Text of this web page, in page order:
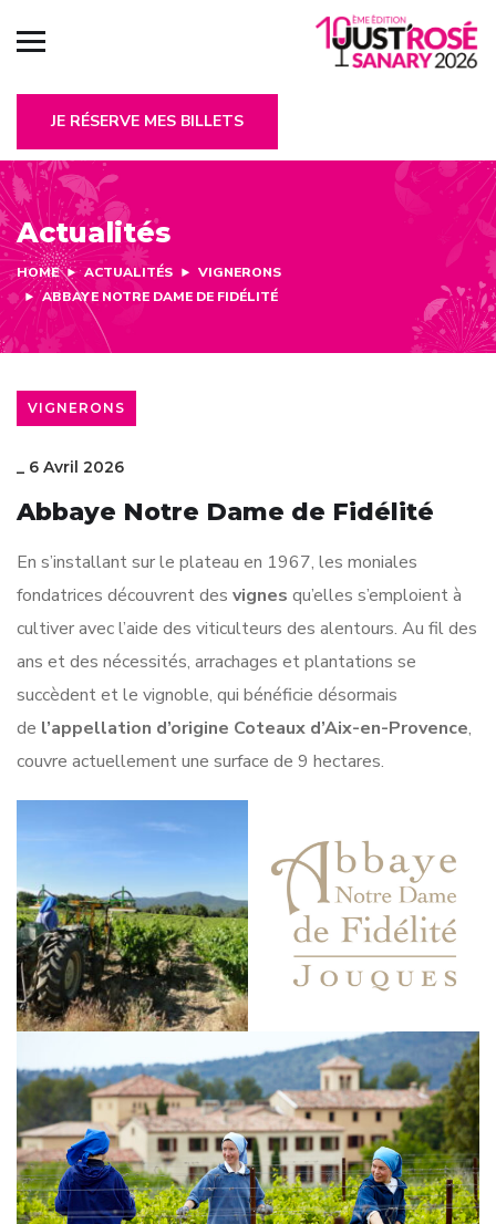
JE RÉSERVE MES BILLETS
Actualités
HOME ACTUALITÉS
VIGNERONS
ABBAYE NOTRE DAME DE FIDÉLITÉ
VIGNERONS
_ 6 Avril 2026
Abbaye Notre Dame de Fidélité
En s’installant sur le plateau en 1967, les moniales
fondatrices découvrent des vignes qu’elles s’emploient à
cultiver avec l’aide des viticulteurs des alentours. Au fil des
ans et des nécessités, arrachages et plantations se
succèdent et le vignoble, qui bénéficie désormais
de l’appellation d’origine Coteaux d’Aix-en-Provence,
couvre actuellement une surface de 9 hectares.